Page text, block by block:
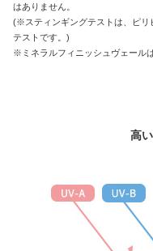
はありません。
(※スティンギングテストは、ピリ
テストです。)
※ミネラルフィニッシュヴェール
高